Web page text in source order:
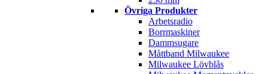
Övriga Produkter
Arbetsradio
Borrmaskiner
Dammsugare
Måttband Milwaukee
Milwaukee Lövblås